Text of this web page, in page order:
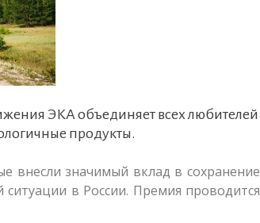
ЭКА объединяет всех любителей
продукты.
внесли значимый вклад в сохранение
в России. Премия проводится